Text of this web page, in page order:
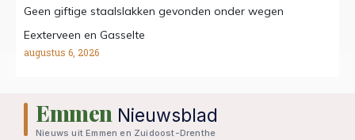
Geen giftige staalslakken gevonden onder wegen
Eexterveen en Gasselte
augustus 6, 2026
Emmen Nieuwsblad
Nieuws uit Emmen en Zuidoost-Drenthe